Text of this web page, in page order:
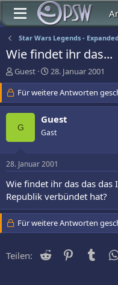
Star Wars Legends -
Wie findet ihr das...
E
r
s
t
e
Guest
E
r
s
t
l
l
m
28. Januar 2001
Für weitere Antworten
G
Guest
Gast
28. Januar 2001
Wie findet ihr das das
Republik verbündet hat?
Für weitere Antworten
Teilen: Reddit Pinterest